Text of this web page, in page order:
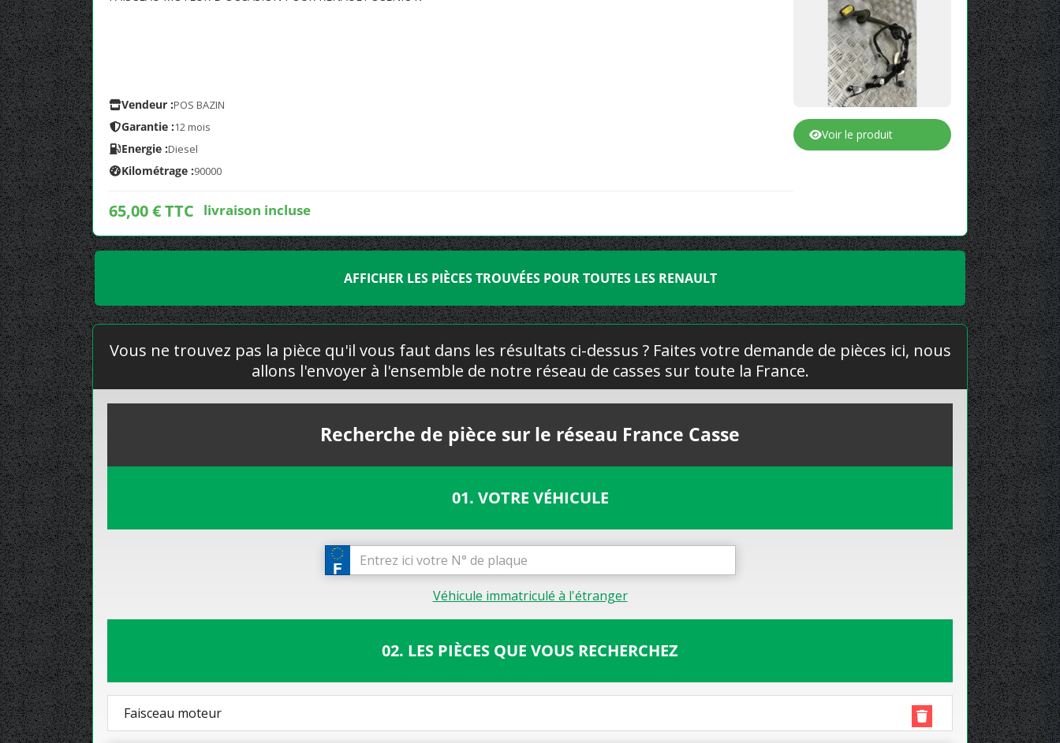
Vendeur :POS BAZIN
Garantie :12 mois
Energie :Diesel
Kilométrage :90000
65,00 € TTC livraison incluse
Voir le produit
AFFICHER LES PIÈCES TROUVÉES POUR TOUTES LES RENAULT
Vous ne trouvez pas la pièce qu'il vous faut dans les résultats ci-dessus ? Faites votre demande de pièces ici, nous
allons l'envoyer à l'ensemble de notre réseau de casses sur toute la France.
Recherche de pièce sur le réseau France Casse
01. VOTRE VÉHICULE
Véhicule immatriculé à l'étranger
02. LES PIÈCES QUE VOUS RECHERCHEZ
Faisceau moteur